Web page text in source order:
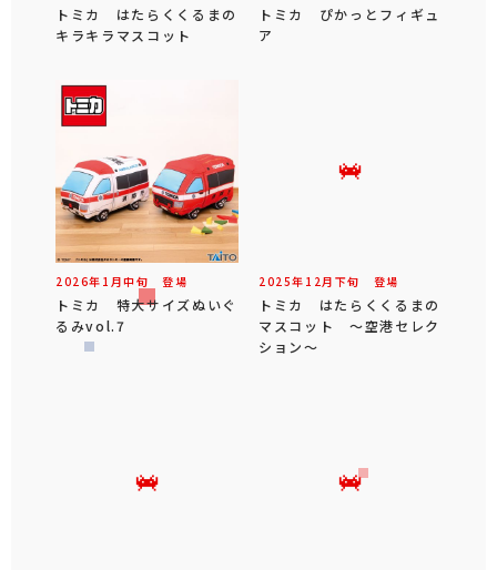
トミカ はたらくくるまの
キラキラマスコット
トミカ ぴかっとフィギュ
ア
2026年 1 月中旬 登場
トミカ 特大サイズぬいぐ
るみvol.7
2025年 12 月 下旬 登場
トミカ はたらくくるまの
マスコット ～空港セレク
ション～